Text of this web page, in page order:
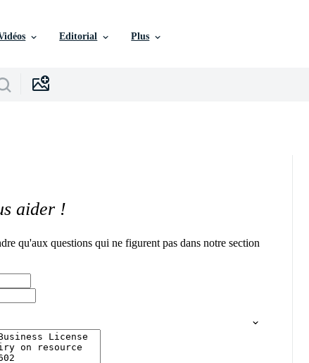
Editorial Plus
aider !
qu'aux questions qui ne figurent pas dans notre section